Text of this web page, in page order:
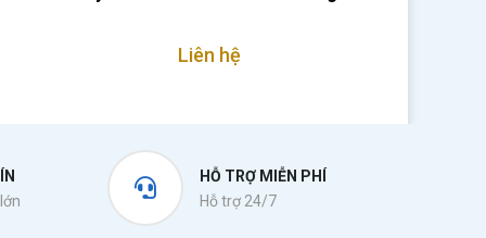
Liên hệ
HỖ TRỢ MIỄN PHÍ
Hỗ trợ 24/7